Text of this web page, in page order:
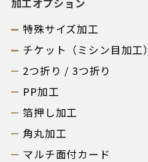
加工オプション
特殊サイズ加工
チケット（ミシン目加工）
2つ折り / 3つ折り
PP加工
箔押し加工
角丸加工
マルチ面付カード